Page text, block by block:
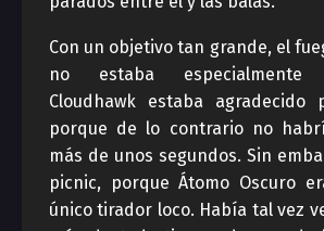
Con un objetivo tan grande, el
no estaba especialmente
Cloudhawk estaba agradecido
porque de lo contrario no
más de unos segundos. Sin
picnic, porque Átomo Oscuro
único tirador loco. Había tal vez